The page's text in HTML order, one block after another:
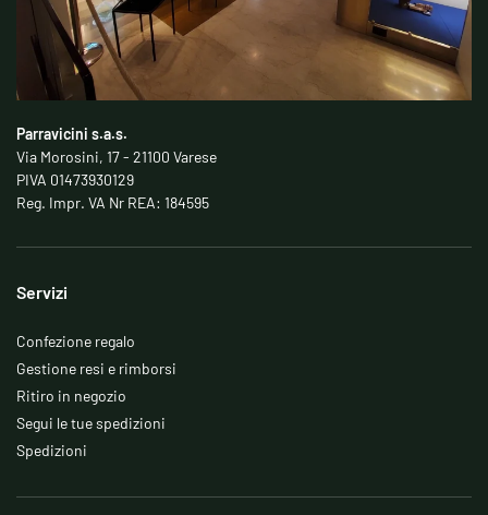
Parravicini s.a.s.
Via Morosini, 17 - 21100 Varese
PIVA 01473930129
Reg. Impr. VA Nr REA: 184595
Servizi
Confezione regalo
Gestione resi e rimborsi
Ritiro in negozio
Segui le tue spedizioni
Spedizioni